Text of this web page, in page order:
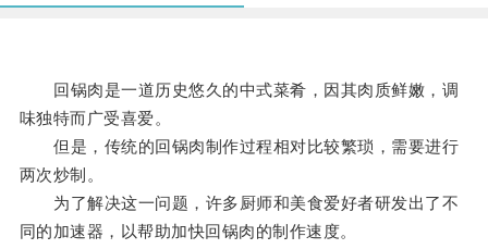
回锅肉是一道历史悠久的中式菜肴，因其肉质鲜嫩，调
味独特而广受喜爱。
但是，传统的回锅肉制作过程相对比较繁琐，需要进行
两次炒制。
为了解决这一问题，许多厨师和美食爱好者研发出了不
同的加速器，以帮助加快回锅肉的制作速度。